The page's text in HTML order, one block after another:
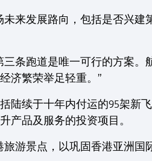
来发展路向，包括是否兴建
条跑道是唯一可行的方案。
济繁荣举足轻重。”
续于十年内付运的95架新飞
产品及服务的投资项目。
游景点，以巩固香港亚洲国